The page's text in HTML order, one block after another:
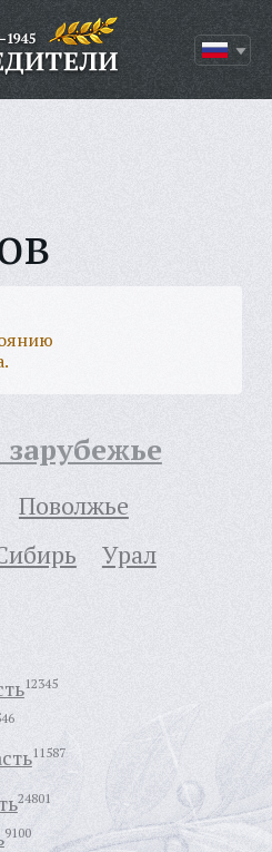
зарубежье
Поволжье
Урал
12345
11587
24801
9100